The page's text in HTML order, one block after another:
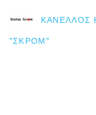
ΚΑΝΈΛΛΟΣ
"ΣΚΡΟΜ"